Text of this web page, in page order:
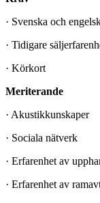
· Svenska och
· Tidigare
· Körkort
Meriterande
· Akustikkunskaper
· Sociala nätverk
· Erfarenhet av
· Erfarenhet av